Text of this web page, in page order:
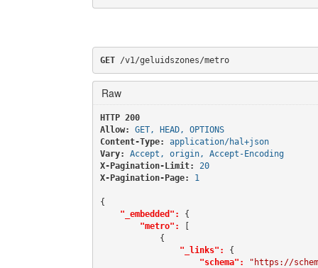
GET /v1/geluidszones/metro
Raw
HTTP 200
Allow:
GET, HEAD, OPTIONS
Content-Type:
application/hal+json
Vary:
Accept, origin, Accept-Encoding
X-Pagination-Limit:
20
X-Pagination-Page:
1
{
"_embedded":
{
"metro":
[
            {
"_links":
{
"schema":
"https://